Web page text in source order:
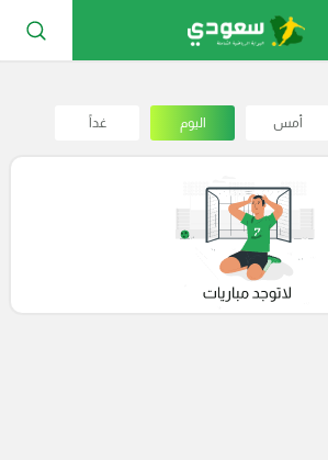
أمس اليوم غداً